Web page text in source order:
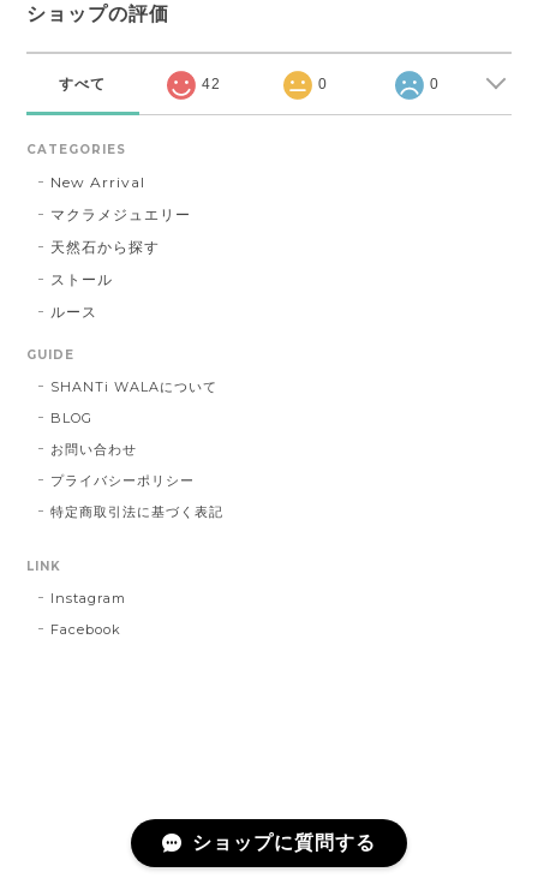
ショップの評価
すべて 42 0 0
CATEGORIES
New Arrival
マクラメジュエリー
天然石から探す
ストール
ルース
GUIDE
SHANTi WALAについて
BLOG
お問い合わせ
プライバシーポリシー
特定商取引法に基づく表記
LINK
Instagram
Facebook
ショップに質問する